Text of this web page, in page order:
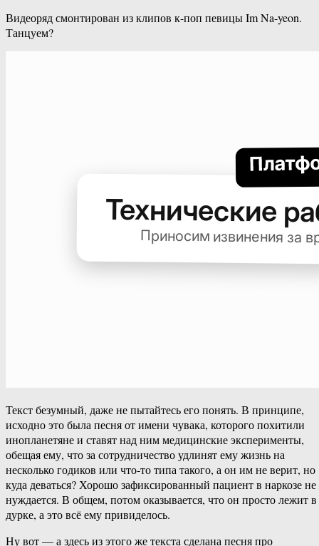
Видеоряд смонтирован из клипов к-поп певицы Im Na-yeon.
Танцуем?
Текст безумный, даже не пытайтесь его понять. В принципе,
исходно это была песня от имени чувака, которого похитили
инопланетяне и ставят над ним медицинские эксперименты,
обещая ему, что за сотрудничество удлинят ему жизнь на
несколько годиков или что-то типа такого, а он им не верит, но
куда деваться? Хорошо зафиксированный пациент в наркозе не
нуждается. В общем, потом оказывается, что он просто лежит в
дурке, а это всё ему привиделось.
Ну вот — а здесь из этого же текста сделана песня про